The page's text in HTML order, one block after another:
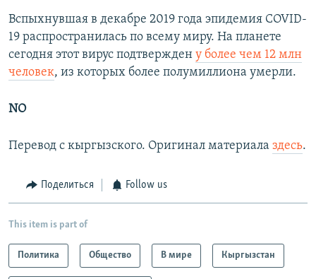
Вспыхнувшая в декабре 2019 года эпидемия СOVID-
19 распространилась по всему миру. На планете
сегодня этот вирус подтвержден у более чем 12 млн
человек, из которых более полумиллиона умерли.
NO
Перевод с кыргызского. Оригинал материала здесь.
Поделиться Follow us
This item is part of
Политика Общество В мире Кыргызстан